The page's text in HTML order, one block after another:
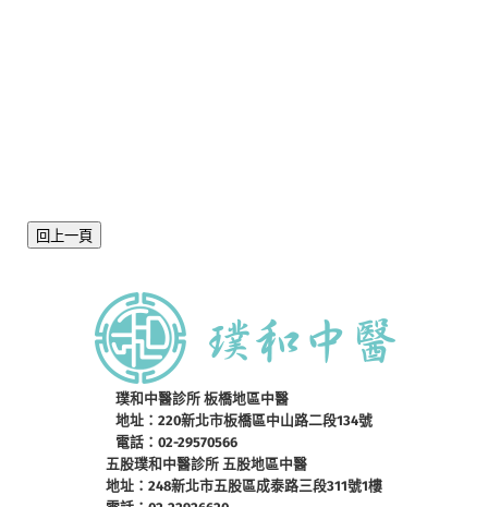
回上一頁
璞和中醫診所 板橋地區中醫
地址：220新北市板橋區中山路二段134號
電話：02-29570566
五股璞和中醫診所 五股地區中醫
地址：248新北市五股區成泰路三段311號1樓